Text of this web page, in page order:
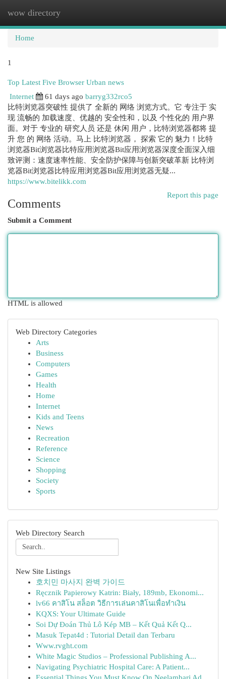
wow directory
Home
1
Top Latest Five Browser Urban news
Internet
61 days ago barryg332rco5
比特浏览器突破性 提供了 全新的 网络 浏览方式。它 专注于 实
现 流畅的 加载速度、优越的 安全性和，以及 个性化的 用户界
面。对于 专业的 研究人员 还是 休闲 用户，比特浏览器都将 提
升 您 的 网络 活动。马上 比特浏览器， 探索 它的 魅力！比特
浏览器Bit浏览器比特应用浏览器Bit应用浏览器深度全面深入细
致评测：速度速率性能、安全防护保障与创新突破革新 比特浏
览器Bit浏览器比特应用浏览器Bit应用浏览器无疑...
https://www.bitelikk.com
Report this page
Comments
Submit a Comment
HTML is allowed
Web Directory Categories
Arts
Business
Computers
Games
Health
Home
Internet
Kids and Teens
News
Recreation
Reference
Science
Shopping
Society
Sports
Web Directory Search
New Site Listings
호치민 마사지 완벽 가이드
Ręcznik Papierowy Katrin: Biały, 189mb, Ekonomi...
lv66 คาสิโน สล็อต วิธีการเล่นคาสิโนเพื่อทำเงิน
KQXS: Your Ultimate Guide
Soi Dự Đoán Thủ Lô Kép MB – Kết Quả Kết Q...
Masuk Tepat4d : Tutorial Detail dan Terbaru
Www.rvght.com
White Magic Studios – Professional Publishing A...
Navigating Psychiatric Hospital Care: A Patient...